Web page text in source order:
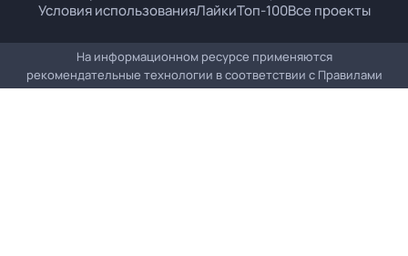
Условия использованияЛайкиТоп-100Все проекты
На информационном ресурсе применяются
рекомендательные технологии в соответствии с Правилами